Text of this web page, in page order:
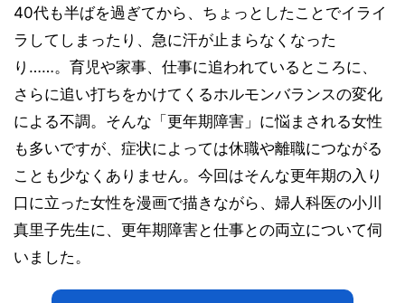
40代も半ばを過ぎてから、ちょっとしたことでイライ
ラしてしまったり、急に汗が止まらなくなった
り……。育児や家事、仕事に追われているところに、
さらに追い打ちをかけてくるホルモンバランスの変化
による不調。そんな「更年期障害」に悩まされる女性
も多いですが、症状によっては休職や離職につながる
ことも少なくありません。今回はそんな更年期の入り
口に立った女性を漫画で描きながら、婦人科医の小川
真里子先生に、更年期障害と仕事との両立について伺
いました。